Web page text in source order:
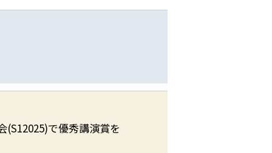
(S12025)で優秀講演賞を